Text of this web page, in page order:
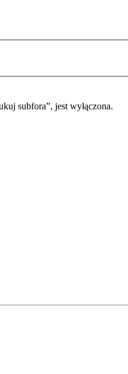
subfora”, jest wyłączona.